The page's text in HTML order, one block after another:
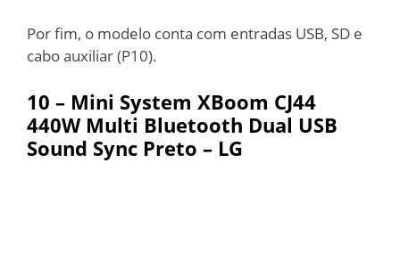
Por fim, o modelo conta com entradas USB, SD e
cabo auxiliar (P10).
10 – Mini System XBoom CJ44
440W Multi Bluetooth Dual USB
Sound Sync Preto – LG